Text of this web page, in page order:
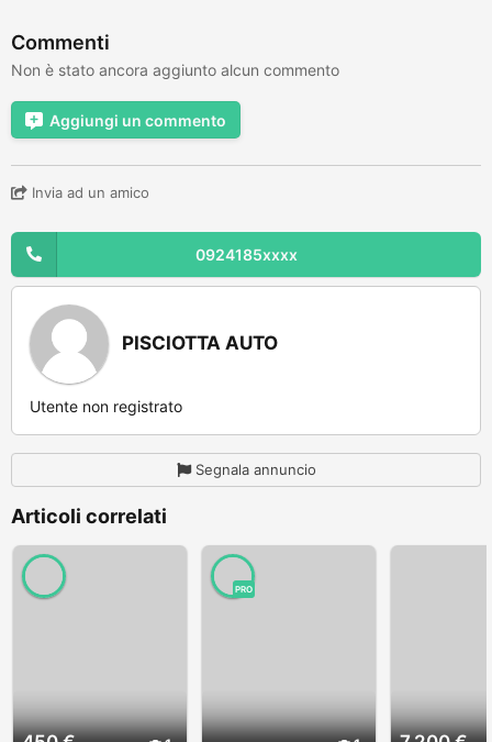
Commenti
Non è stato ancora aggiunto alcun commento
Aggiungi un commento
Invia ad un amico
0924185xxxx
PISCIOTTA AUTO
Utente non registrato
Segnala annuncio
Articoli correlati
PRO